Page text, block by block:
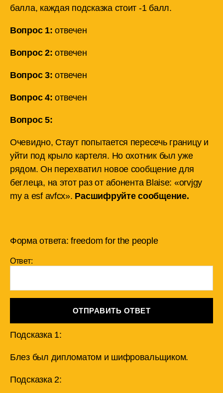
балла, каждая подсказка стоит -1 балл.
Вопрос 1: отвечен
Вопрос 2: отвечен
Вопрос 3: отвечен
Вопрос 4: отвечен
Вопрос 5:
Очевидно, Стаут попытается пересечь границу и
уйти под крыло картеля. Но охотник был уже
рядом. Он перехватил новое сообщение для
беглеца, на этот раз от абонента Blaise: «orvjgy
my a esf avfcx». Расшифруйте сообщение.
Форма ответа: freedom for the people
Ответ:
ОТПРАВИТЬ ОТВЕТ
Подсказка 1:
Блез был дипломатом и шифровальщиком.
Подсказка 2: